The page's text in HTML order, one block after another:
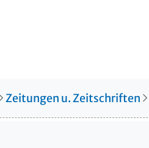
Zeitungen u. Zeitschriften